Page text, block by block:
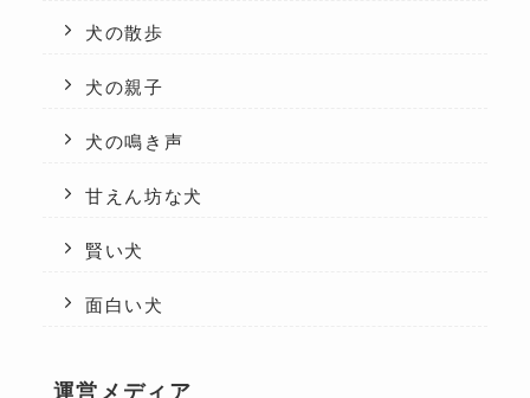
犬の散歩
犬の親子
犬の鳴き声
甘えん坊な犬
賢い犬
面白い犬
運営メディア